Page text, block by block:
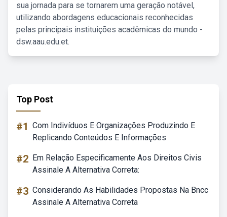
sua jornada para se tornarem uma geração notável,
utilizando abordagens educacionais reconhecidas
pelas principais instituições acadêmicas do mundo -
dsw.aau.edu.et.
Top Post
#1 Com Indivíduos E Organizações Produzindo E
Replicando Conteúdos E Informações
#2 Em Relação Especificamente Aos Direitos Civis
Assinale A Alternativa Correta:
#3 Considerando As Habilidades Propostas Na Bncc
Assinale A Alternativa Correta